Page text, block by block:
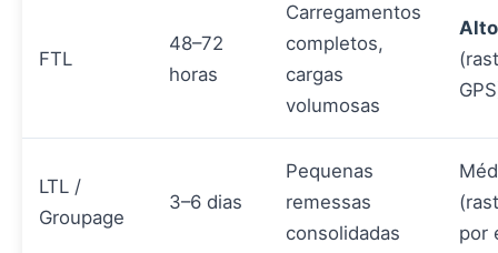
FTL
48–72
horas
Carregamentos
completos,
cargas
volumosas
Alto
LTL /
Groupage
3–6 dias
Pequenas
remessas
consolidadas
por